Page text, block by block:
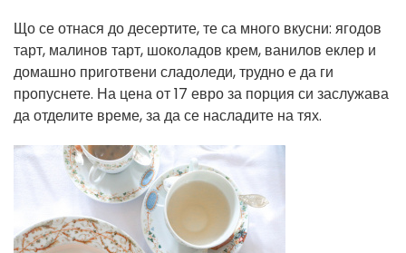
Що се отнася до десертите, те са много вкусни: ягодов
тарт, малинов тарт, шоколадов крем, ванилов еклер и
домашно приготвени сладоледи, трудно е да ги
пропуснете. На цена от 17 евро за порция си заслужава
да отделите време, за да се насладите на тях.